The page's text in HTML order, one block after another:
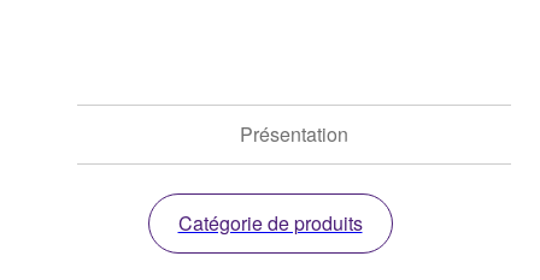
Présentation
Catégorie de produits